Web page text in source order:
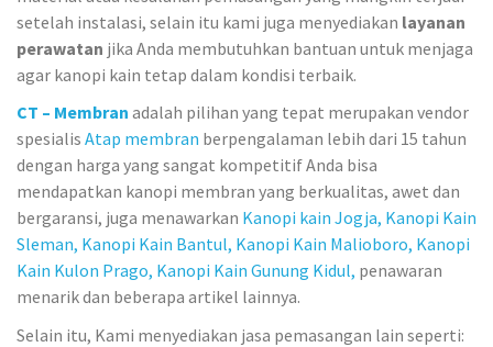
setelah instalasi, selain itu kami juga menyediakan layanan
perawatan jika Anda membutuhkan bantuan untuk menjaga
agar kanopi kain tetap dalam kondisi terbaik.
CT – Membran adalah pilihan yang tepat merupakan vendor
spesialis Atap membran berpengalaman lebih dari 15 tahun
dengan harga yang sangat kompetitif Anda bisa
mendapatkan kanopi membran yang berkualitas, awet dan
bergaransi, juga menawarkan Kanopi kain Jogja, Kanopi Kain
Sleman, Kanopi Kain Bantul, Kanopi Kain Malioboro, Kanopi
Kain Kulon Prago, Kanopi Kain Gunung Kidul, penawaran
menarik dan beberapa artikel lainnya.
Selain itu, Kami menyediakan jasa pemasangan lain seperti: